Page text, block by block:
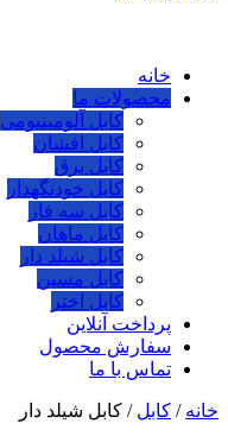
خانه
محصولات ما
کابل آلومینیومی
کابل افشان
کابل برق
کابل خودنگهدار
کابل سه فاز
کابل ماهان
کابل شیلد دار
کابل مسین
کابل اختر
پرداخت آنلاین
سفارش محصول
تماس با ما
خانه / کابل / کابل شیلد دار